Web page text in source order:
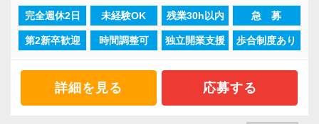
Q. 実際に働いてみてどうですか？
より成長スピードが上がったと感じています。
現在当社では「渋谷」「新宿」「錦糸町」
「柏」「横浜」「大阪」の６拠点を展開してい
2021年6月に「渋谷オフィス」を新設し、その
後「新宿オフィス」「大阪オフィス」「錦糸町
完全週休2日 未経験OK 残業30h以内 急 募
第2新卒歓迎 時間調整可 独立開業支援 歩合制度あり
詳細を見る 応募する